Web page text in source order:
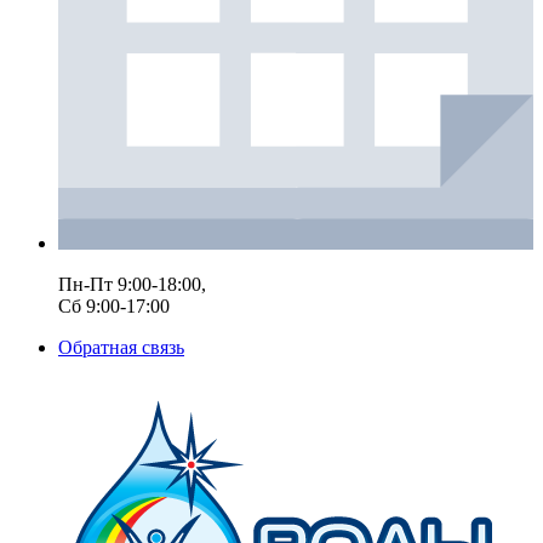
Пн-Пт 9:00-18:00,
Сб 9:00-17:00
Обратная связь